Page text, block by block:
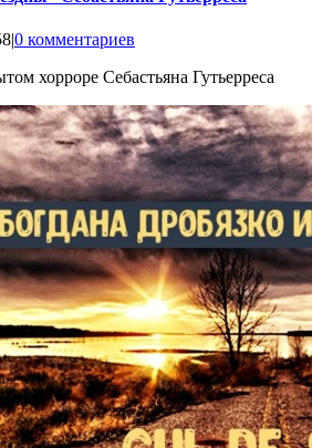
|0 комментариев
хорроре Себастьяна Гутьерреса